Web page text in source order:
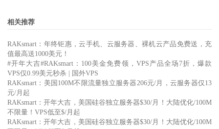
相关推荐
RAKsmart：年终钜惠，云手机、云服务器、裸机云产品免费送，充
值最高送1000美元！
#开年大吉#RAKsmart：100美金免费领，VPS产品全场7折，爆款
VPS仅0.99美元秒杀 | 国外VPS
RAKsmart：美国100M不限流量独立服务器206元/月，云服务器仅13
元/月起
RAKsmart：开年大吉，美国硅谷独立服务器$30/月！大陆优化/100M
不限量！VPS低至$/月起
RAKsmart：开年大吉，美国硅谷独立服务器$30/月！大陆优化/100M